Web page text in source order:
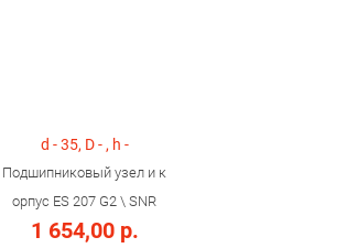
d - 35, D - , h -
Подшипниковый узел и к
орпус ES 207 G2 \ SNR
1 654,00 р.